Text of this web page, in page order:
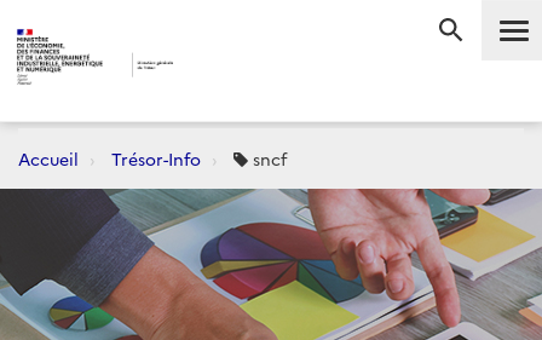
Accueil Trésor-Info sncf